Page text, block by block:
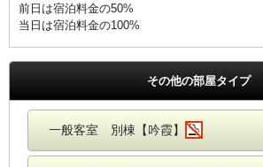
前日は宿泊料金の50%
当日は宿泊料金の100%
その他の部屋タイプ
一般客室 別棟【吟霞】